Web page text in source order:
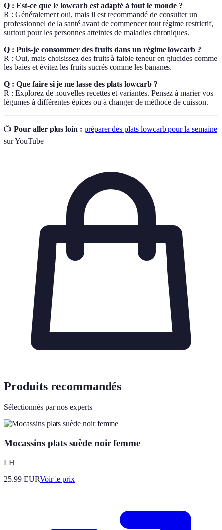
Q : Est-ce que le lowcarb est adapté à tout le monde ?
R : Généralement oui, mais il est recommandé de consulter un
professionnel de la santé avant de commencer tout régime restrictif,
surtout pour les personnes atteintes de maladies chroniques.
Q : Puis-je consommer des fruits dans un régime lowcarb ?
R : Oui, mais choisissez des fruits à faible teneur en glucides comme
les baies et évitez les fruits sucrés comme les bananes.
Q : Que faire si je me lasse des plats lowcarb ?
R : Explorez de nouvelles recettes et variantes. Pensez à marier vos
légumes à différentes épices ou à changer de méthode de cuisson.
📺 Pour aller plus loin : préparer des plats lowcarb pour la semaine
sur YouTube
Produits recommandés
Sélectionnés par nos experts
Mocassins plats suède noir femme
LH
25.99 EURVoir le prix